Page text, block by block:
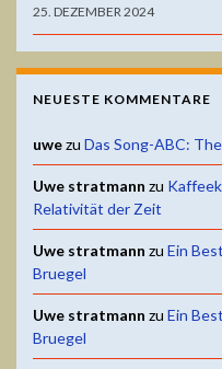
25. DEZEMBER 2024
NEUESTE KOMMENTARE
uwezu Das Song-ABC:
Uwe stratmann zu
Relativität der Zeit
Uwe stratmann zu Ein
Bruegel
Uwe stratmann zu Ein
Bruegel